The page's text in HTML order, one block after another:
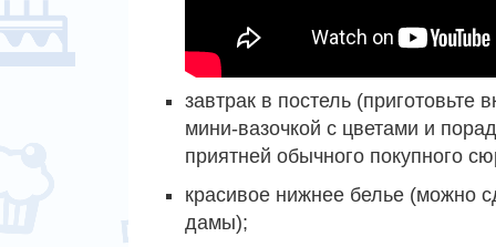
завтрак в постель (приготовьте
мини-вазочкой с цветами и
приятней обычного покупного
красивое нижнее белье (можно
дамы);